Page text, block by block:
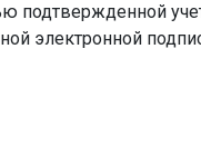
электронной